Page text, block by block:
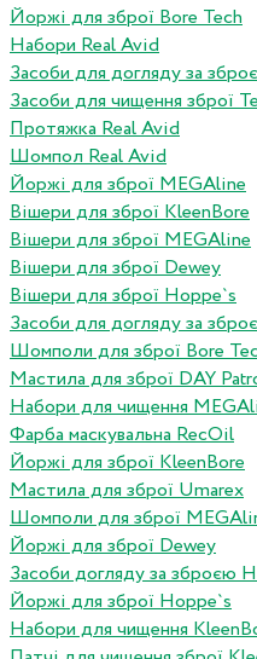
Йоржі для зброї Bore Tech
Набори Real Avid
Засоби для догляду за
Засоби для чищення зброї
Протяжка Real Avid
Шомпол Real Avid
Йоржі для зброї MEGAline
Вішери для зброї KleenBore
Вішери для зброї MEGAline
Вішери для зброї Dewey
Вішери для зброї Hoppe`s
Засоби для догляду за
Шомполи для зброї Bore
Мастила для зброї DAY
Набори для чищення
Фарба маскувальна RecOil
Йоржі для зброї KleenBore
Мастила для зброї Umarex
Шомполи для зброї
Йоржі для зброї Dewey
Засоби догляду за зброєю
Йоржі для зброї Hoppe`s
Набори для чищення